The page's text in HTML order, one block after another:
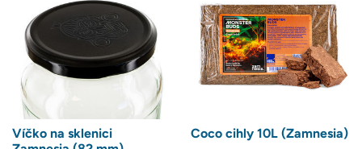
Víčko na sklenici
Coco cihly 10L (Zamnesia)